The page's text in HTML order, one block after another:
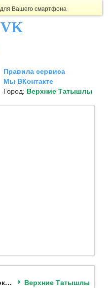
для Вашего смартфона
Правила сервиса
Мы ВКонтакте
Город: Верхние Татышлы
Площадь с. Новокайпаново " У пруда" Верхние Татышлы